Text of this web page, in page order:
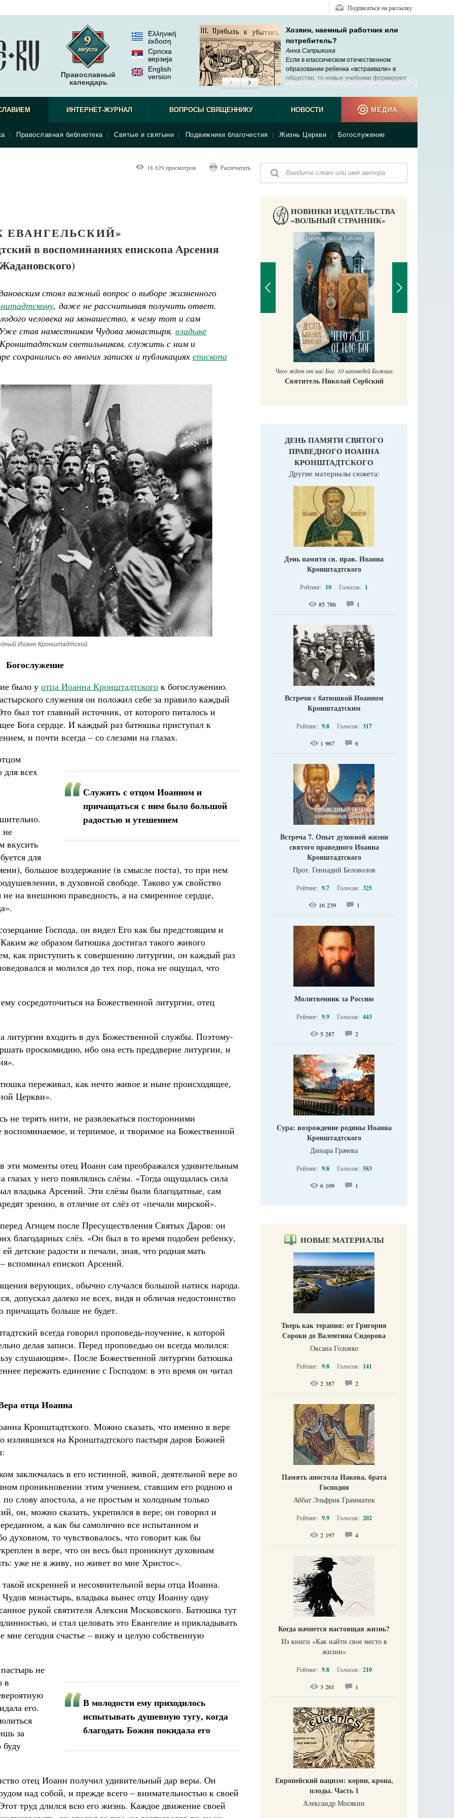
Подписаться на рассылку
Православный
календарь
Ελληνική
έκδοση
Српска
верзиjа
English
version
Хозяин, наемный работник или
потребитель?
Анна Сапрыкина
Если в классическом отечественном
образовании ребенка «встраивали» в
общество, то новые учебники формируют
человека «исключенного» из общественной,
реальной жизни.
Православная библиотека Святые и святыни Подвижники благочестия Жизнь Церкви Богослужение
ИНТЕРНЕТ-ЖУРНАЛ ВОПРОСЫ СВЯЩЕННИКУ НОВОСТИ МЕДИА
18 629 просмотров Распечатать
ЕВАНГЕЛЬСКИЙ»
в воспоминаниях епископа Арсения
стоял важный вопрос о выборе жизненного
, даже не рассчитывая получить ответ.
человека на монашество, к чему тот и сам
став наместником Чудова монастыря, владыке
светильником, служить с ним и
сохранились во многих записях и публикациях епископа
Иоанн Кронштадтский
Богослужение
было у отца Иоанна Кронштадтского к богослужению.
служения он положил себе за правило каждый
был тот главный источник, от которого питалось и
Бога сердце. И каждый раз батюшка приступал к
и почти всегда – со слезами на глазах.
Служить с отцом Иоанном и
причащаться с ним было большой
радостью и утешением
всех
не
вкусить
для
большое воздержание (в смысле поста), то при нем
в духовной свободе. Таково уж свойство
не на внешнюю праведность, а на смиренное сердце,
Господа, он видел Его как бы предстоящим и
же образом батюшка достигал такого живого
как приступить к совершению литургии, он каждый раз
и молился до тех пор, пока не ощущал, что
сосредоточиться на Божественной литургии, отец
литургии входить в дух Божественной службы. Поэтому-
проскомидию, ибо она есть преддверие литургии, и
переживал, как нечто живое и ныне происходящее,
Церкви».
не терять нити, не развлекаться посторонними
и терпимое, и творимое на Божественной
моменты отец Иоанн сам преображался удивительным
у него появлялись слёзы. «Тогда ощущалась сила
владыка Арсений. Эти слёзы были благодатные, сам
зрению, в отличие от слёз от «печали мирской».
Агнцем после Пресуществления Святых Даров: он
благодарных слёз. «Он был в то время подобен ребенку,
детские радости и печали, зная, что родная мать
вспоминал епископ Арсений.
верующих, обычно случался большой натиск народа.
допускал далеко не всех, видя и обличая недостоинство
причащать больше не будет.
всегда говорил проповедь-поучение, к которой
делая записи. Перед проповедью он всегда молился:
слушающим». После Божественной литургии батюшка
пережить единение с Господом: в это время он читал
отца Иоанна
Кронштадтского. Можно сказать, что именно в вере
излившихся на Кронштадтского пастыря даров Божией
заключалась в его истинной, живой, деятельной вере во
проникновении этим учением, ставшим его родною и
слову апостола, а не простым и холодным только
он, можно сказать, укрепился в вере; он говорил и
а как бы самолично все испытанном и
духовном, то чувствовалось, что говорит как бы
в вере, что он весь был проникнут духовным
уже не я живу, но живет во мне Христос».
искренней и несомнительной веры отца Иоанна.
монастырь, владыка вынес отцу Иоанну одну
рукой святителя Алексия Московского. Батюшка тут
и стал целовать это Евангелие и прикладывать
мне сегодня счастье – вижу и целую собственную
В молодости ему приходилось
испытывать душевную тугу, когда
благодать Божия покидала его
не
в
его.
за
буду
отец Иоанн получил удивительный дар веры. Он
над собой, и прежде всего – внимательностью к своей
труд длился всю его жизнь. Каждое движение своей
НОВИНКИ ИЗДАТЕЛЬСТВА
«ВОЛЬНЫЙ СТРАННИК»
Георгий Победоносец. Научись у
святого
Православный мальчик
Екатерина Баканова
ДЕНЬ ПАМЯТИ СВЯТОГО
ПРАВЕДНОГО ИОАННА
КРОНШТАДТСКОГО
Другие материалы сюжета:
День памяти св. прав. Иоанна
Кронштадтского
Рейтинг: 10 Голосов: 1
85 786 1
Встречи с батюшкой Иоанном
Кронштадтским
Рейтинг: 9.8 Голосов: 317
1 967 6
Встреча 7. Опыт духовной жизни
святого праведного Иоанна
Кронштадтского
Прот. Геннадий Беловолов
Рейтинг: 9.7 Голосов: 325
16 239 1
Молитвенник за Россию
Рейтинг: 9.9 Голосов: 443
5 287 2
Сура: возрождение родины Иоанна
Кронштадтского
Динара Грачева
Рейтинг: 9.8 Голосов: 583
6 109 1
НОВЫЕ МАТЕРИАЛЫ
Тверь как терапия: от Григория
Сороки до Валентина Сидорова
Оксана Головко
Рейтинг: 9.8 Голосов: 141
2 387 2
Память апостола Иакова, брата
Господня
Аббат Эльфрик Грамматик
Рейтинг: 9.9 Голосов: 202
2 197 4
Когда начнется настоящая жизнь?
Из книги «Как найти свое место в
жизни​»
Рейтинг: 9.8 Голосов: 210
3 261 1
Европейский нацизм: корни, крона,
плоды. Часть 1
Александр Мосякин